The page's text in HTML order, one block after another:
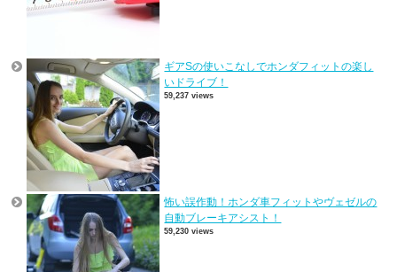
ギアSの使いこなしでホンダフィットの楽し
いドライブ！
59,237 views
怖い誤作動！ホンダ車フィットやヴェゼルの
自動ブレーキアシスト！
59,230 views